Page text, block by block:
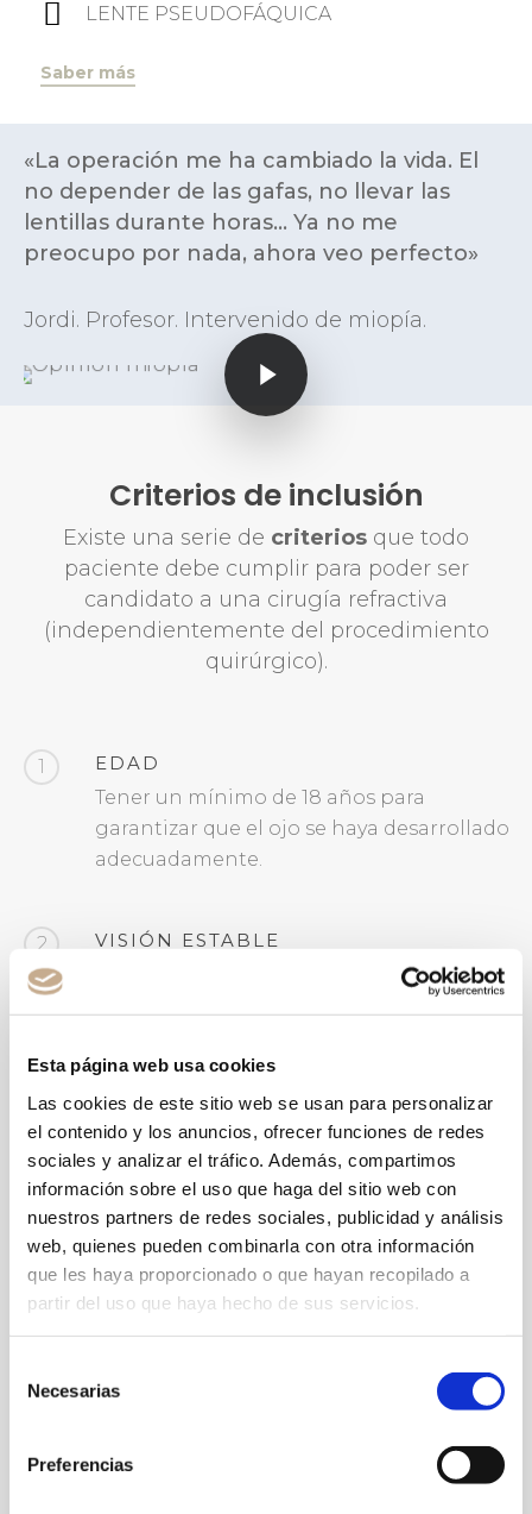
Esta página web usa cookies
Las cookies de este sitio web se usan para personalizar
el contenido y los anuncios, ofrecer funciones de redes
sociales y analizar el tráfico. Además, compartimos
información sobre el uso que haga del sitio web con
nuestros partners de redes sociales, publicidad y análisis
web, quienes pueden combinarla con otra información
que les haya proporcionado o que hayan recopilado a
partir del uso que haya hecho de sus servicios.
Necesarias
Preferencias
LENTE PSEUDOFÁQUICA
Saber más
«La operación me ha cambiado la vida. El
no depender de las gafas, no llevar las
lentillas durante horas… Ya no me
preocupo por nada, ahora veo perfecto»
Jordi. Profesor. Intervenido de miopía.
Play Video
Play Video
Criterios de inclusión
Existe una serie de criterios que todo
paciente debe cumplir para poder ser
candidato a una cirugía refractiva
(independientemente del procedimiento
quirúrgico).
1
EDAD
Tener un mínimo de 18 años para
garantizar que el ojo se haya desarrollado
adecuadamente.
2
VISIÓN ESTABLE
No haber tenido variaciones bruscas en la
Para aquellos casos que requieran de
cirugía láser.
SIN LESIONES
O infecciones corneales durante el último
año, en especial infecciones herpéticas.
5
CÁMARA AMPLIA
Para aquellos casos que requieran de de